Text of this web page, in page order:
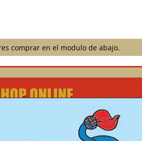
comprar en el modulo de abajo.